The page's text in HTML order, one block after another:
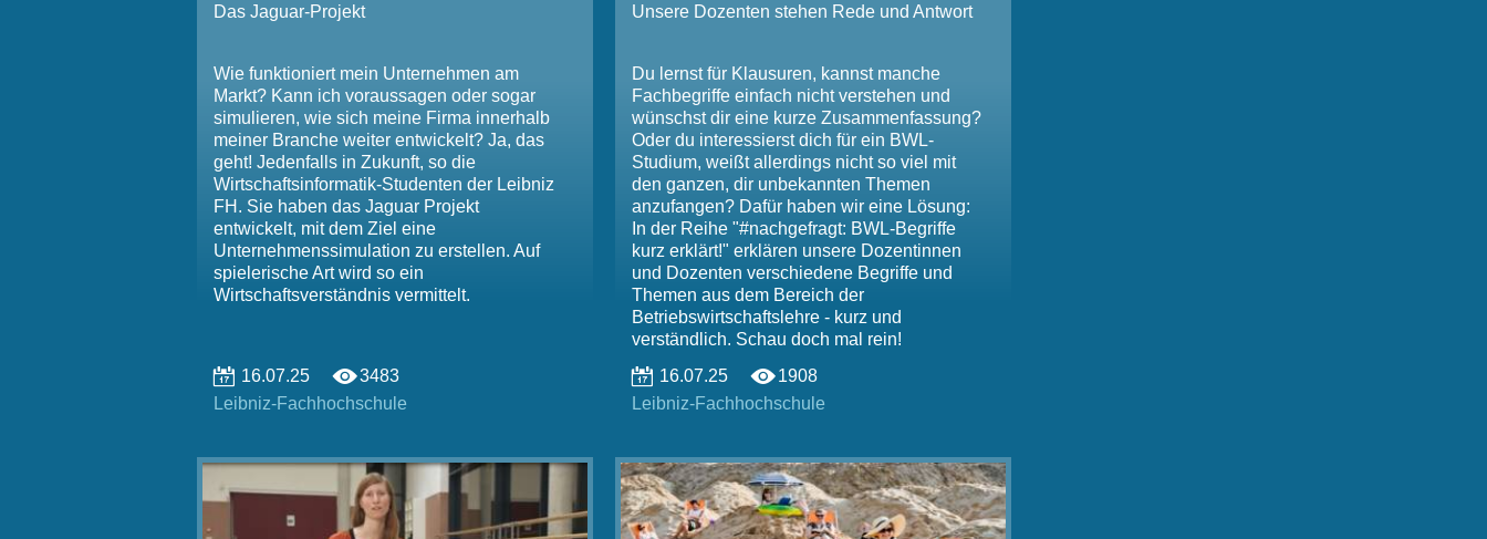
Das Jaguar-Projekt
Wie funktioniert mein Unternehmen am
Markt? Kann ich voraussagen oder sogar
simulieren, wie sich meine Firma innerhalb
meiner Branche weiter entwickelt? Ja, das
geht! Jedenfalls in Zukunft, so die
Wirtschaftsinformatik-Studenten der Leibniz
FH. Sie haben das Jaguar Projekt
entwickelt, mit dem Ziel eine
Unternehmenssimulation zu erstellen. Auf
spielerische Art wird so ein
Wirtschaftsverständnis vermittelt.
16.07.25
3483
Leibniz-Fachhochschule
Unsere Dozenten stehen Rede und Antwort
Du lernst für Klausuren, kannst manche
Fachbegriffe einfach nicht verstehen und
wünschst dir eine kurze Zusammenfassung?
Oder du interessierst dich für ein BWL-
Studium, weißt allerdings nicht so viel mit
den ganzen, dir unbekannten Themen
anzufangen? Dafür haben wir eine Lösung:
In der Reihe "#nachgefragt: BWL-Begriffe
kurz erklärt!" erklären unsere Dozentinnen
und Dozenten verschiedene Begriffe und
Themen aus dem Bereich der
Betriebswirtschaftslehre - kurz und
verständlich. Schau doch mal rein!
16.07.25
1908
Leibniz-Fachhochschule